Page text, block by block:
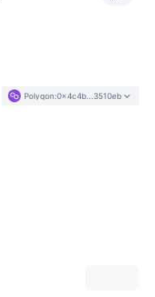
Polygon:0x4c4b...3510eb